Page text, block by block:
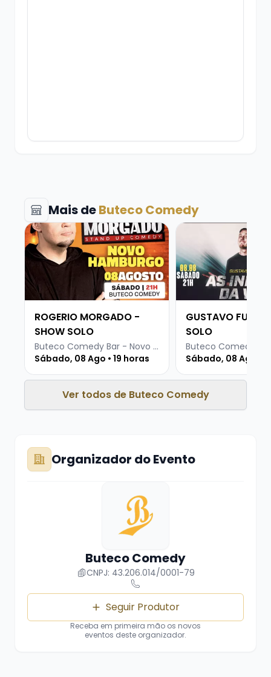
show.
É isso, divirta-se!
Mais deButeco Comedy
Veja mais sobre ROGERIO MORGADO - SHOW SOLO
ROGERIO MORGADO -
SHOW SOLO
Buteco Comedy Bar - Novo Hamburgo
Sábado, 08 Ago • 19 horas
Veja mais sobre
GUSTAVO
SOLO
Sábado, 08 Ago •
Ver todos de Buteco Comedy
Organizador do Evento
Buteco Comedy
CNPJ: 43.206.014/0001-79
Seguir Produtor
Receba em primeira mão os novos
eventos deste organizador.